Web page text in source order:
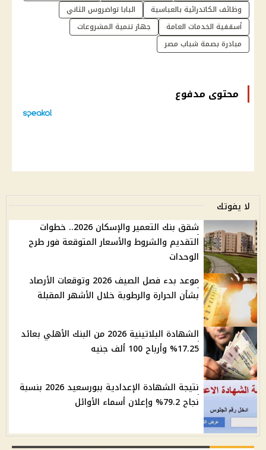
وظائف الكاتدرائية بالعباسية
البابا تواضروس الثاني
أسقفية الخدمات العامة
جهاز تنمية المشروعات
مبادرة بصمة شباب مصر
محتوى مدفوع
لا يفوتك
شقق بنك التعمير والإسكان 2026.. خطوات
التقديم والشروط والأسعار المتوقعة فور طرح
الوحدات
موعد بدء فصل الصيف 2026 وتوقعات الأرصاد
بشأن الحرارة والرطوبة خلال الأشهر المقبلة
الشهادة البلاتينية 2026 من البنك الأهلي بعائد
17.25% وأرباح 100 ألف جنيه
نتيجة الشهادة الإعدادية ببورسعيد 2026 بنسبة
نجاح 79.2% وإعلان أسماء الأوائل